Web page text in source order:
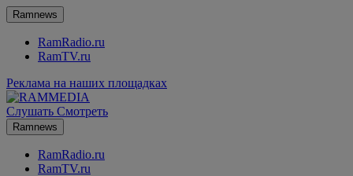
Ramnews
RamRadio.ru
RamTV.ru
Реклама на наших площадках
Слушать Смотреть
Ramnews
RamRadio.ru
RamTV.ru